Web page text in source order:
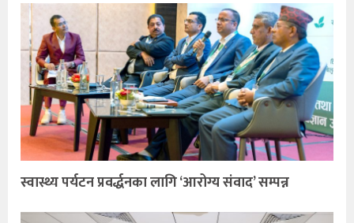
स्वास्थ्य पर्यटन प्रवर्द्धनका लागि ‘आरोग्य संवाद’ सम्पन्न